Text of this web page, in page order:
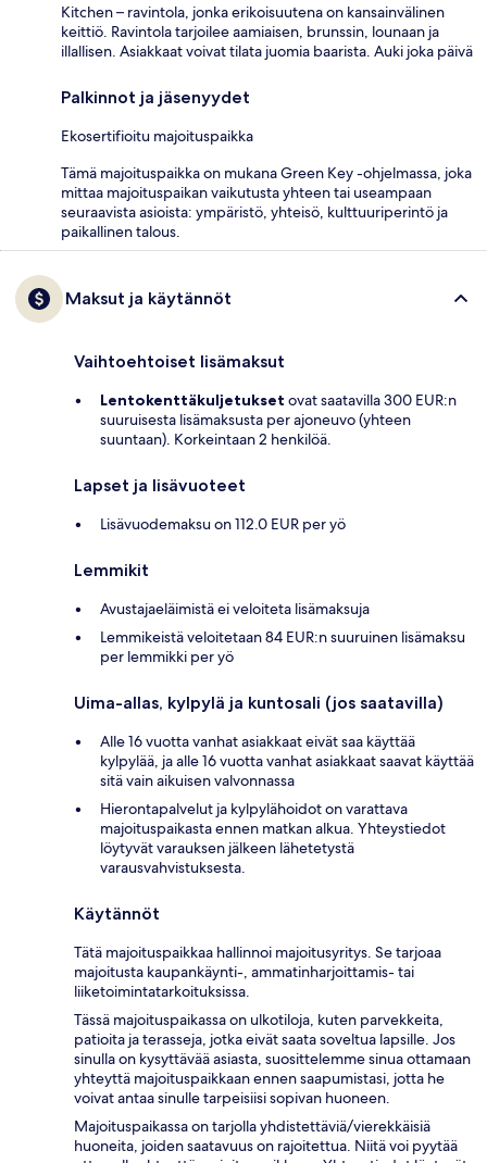
Kitchen – ravintola, jonka erikoisuutena on kansainvälinen
keittiö. Ravintola tarjoilee aamiaisen, brunssin, lounaan ja
illallisen. Asiakkaat voivat tilata juomia baarista. Auki joka päivä
Palkinnot ja jäsenyydet
Ekosertifioitu majoituspaikka
Tämä majoituspaikka on mukana Green Key -ohjelmassa, joka
mittaa majoituspaikan vaikutusta yhteen tai useampaan
seuraavista asioista: ympäristö, yhteisö, kulttuuriperintö ja
paikallinen talous.
Maksut ja käytännöt
Vaihtoehtoiset lisämaksut
Lentokenttäkuljetukset ovat saatavilla 300 EUR:n
suuruisesta lisämaksusta per ajoneuvo (yhteen
suuntaan). Korkeintaan 2 henkilöä.
Lapset ja lisävuoteet
Lisävuodemaksu on 112.0 EUR per yö
Lemmikit
Avustajaeläimistä ei veloiteta lisämaksuja
Lemmikeistä veloitetaan 84 EUR:n suuruinen lisämaksu
per lemmikki per yö
Uima-allas, kylpylä ja kuntosali (jos saatavilla)
Alle 16 vuotta vanhat asiakkaat eivät saa käyttää
kylpylää, ja alle 16 vuotta vanhat asiakkaat saavat käyttää
sitä vain aikuisen valvonnassa
Hierontapalvelut ja kylpylähoidot on varattava
majoituspaikasta ennen matkan alkua. Yhteystiedot
löytyvät varauksen jälkeen lähetetystä
varausvahvistuksesta.
Käytännöt
Tätä majoituspaikkaa hallinnoi majoitusyritys. Se tarjoaa
majoitusta kaupankäynti-, ammatinharjoittamis- tai
liiketoimintatarkoituksissa.
Tässä majoituspaikassa on ulkotiloja, kuten parvekkeita,
patioita ja terasseja, jotka eivät saata soveltua lapsille. Jos
sinulla on kysyttävää asiasta, suosittelemme sinua ottamaan
yhteyttä majoituspaikkaan ennen saapumistasi, jotta he
voivat antaa sinulle tarpeisiisi sopivan huoneen.
Majoituspaikassa on tarjolla yhdistettäviä/vierekkäisiä
huoneita, joiden saatavuus on rajoitettua. Niitä voi pyytää